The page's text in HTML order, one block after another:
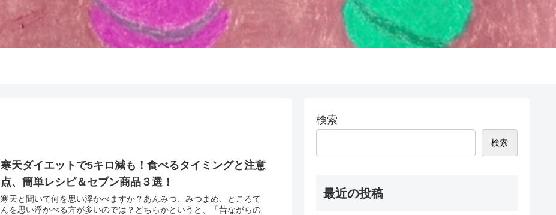
寒天ダイエットで5キロ減も！食べるタイミングと注意
点、簡単レシピ＆セブン商品３選！
寒天と聞いて何を思い浮かべますか？あんみつ、みつまめ、ところて
んを思い浮かべる方が多いのでは？どちらかというと、「昔ながらの
検索
検索
最近の投稿